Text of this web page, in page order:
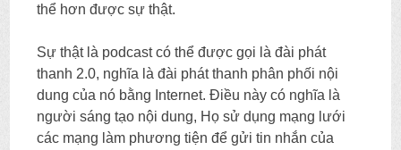
thể hơn được sự thật.
Sự thật là podcast có thể được gọi là đài phát
thanh 2.0, nghĩa là đài phát thanh phân phối nội
dung của nó bằng Internet. Điều này có nghĩa là
người sáng tạo nội dung, Họ sử dụng mạng lưới
các mạng làm phương tiện để gửi tin nhắn của